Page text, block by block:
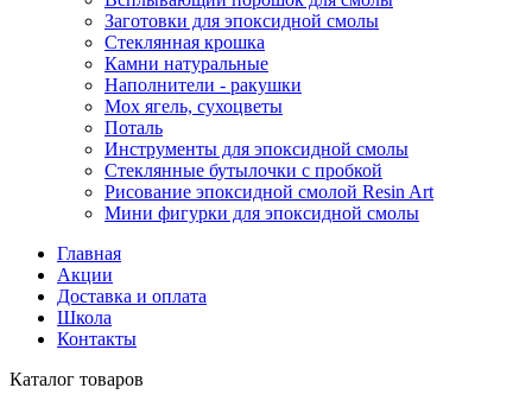
Заготовки для эпоксидной смолы
Стеклянная крошка
Камни натуральные
Наполнители - ракушки
Мох ягель, сухоцветы
Поталь
Инструменты для эпоксидной смолы
Стеклянные бутылочки с пробкой
Рисование эпоксидной смолой Resin Art
Мини фигурки для эпоксидной смолы
Главная
Акции
Доставка и оплата
Школа
Контакты
Каталог товаров